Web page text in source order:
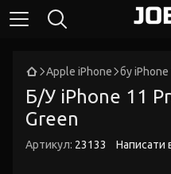
Apple iPhone бу iPhone
Б/У iPhone 11
Green
Артикул: 23133 Написати